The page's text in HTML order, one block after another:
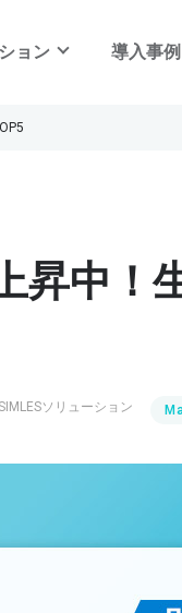
ョン
最適な在庫
在庫コン
OMOに対応
Maison
導入事例
昇中！
ソリューション